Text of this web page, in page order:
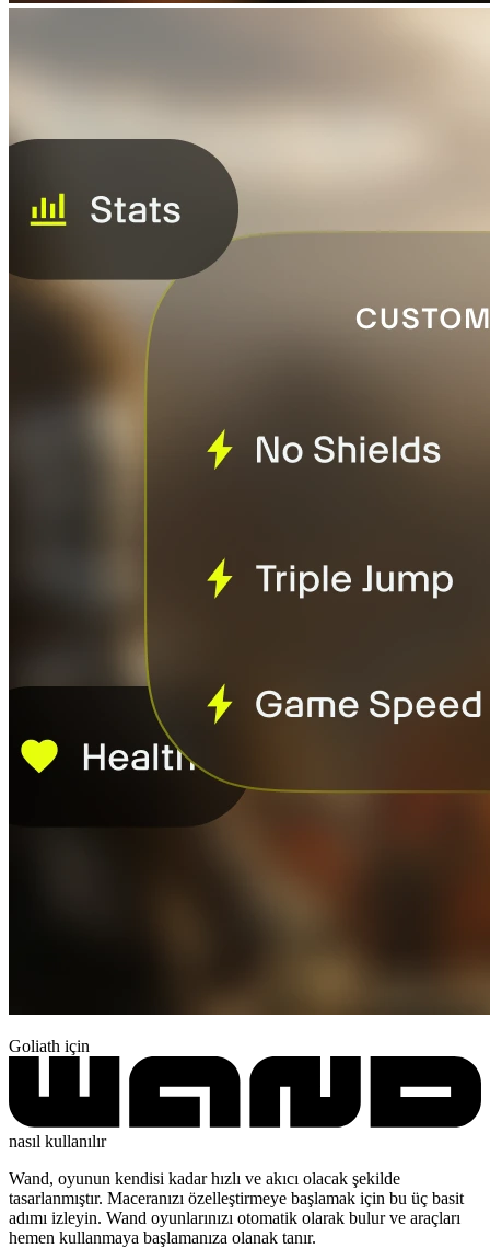
Goliath için
nasıl kullanılır
Wand, oyunun kendisi kadar hızlı ve akıcı olacak şekilde
tasarlanmıştır. Maceranızı özelleştirmeye başlamak için bu üç basit
adımı izleyin. Wand oyunlarınızı otomatik olarak bulur ve araçları
hemen kullanmaya başlamanıza olanak tanır.